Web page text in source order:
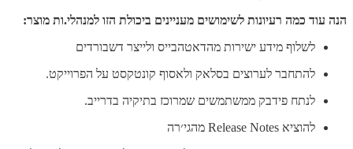
הנה עוד כמה רעיונות לשימושים מעניינים ביכולת הזו למנהלי.ות מוצר:
לשלוף מידע ישירות מהדאטהבייס ולייצר דשבורדים
להתחבר לערוצים בסלאק ולאסוף קונטקסט על הפרוייקט.
לנתח פידבק ממשתמשים שמרוכז בתיקיה בדרייב.
להוציא Release Notes מהגי׳רה